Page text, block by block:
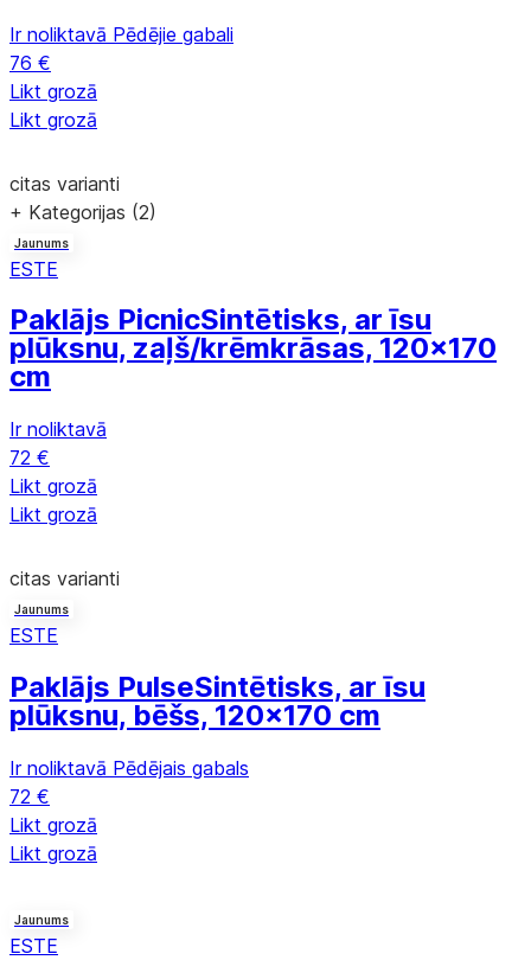
Ir noliktavā Pēdējie gabali
76 €
Likt grozā
Likt grozā
citas varianti
+ Kategorijas (2)
Jaunums
ESTE
Paklājs PicnicSintētisks, ar īsu
plūksnu, zaļš/krēmkrāsas, 120x170
cm
Ir noliktavā
72 €
Likt grozā
Likt grozā
citas varianti
Jaunums
ESTE
Paklājs PulseSintētisks, ar īsu
plūksnu, bēšs, 120x170 cm
Ir noliktavā Pēdējais gabals
72 €
Likt grozā
Likt grozā
Jaunums
ESTE